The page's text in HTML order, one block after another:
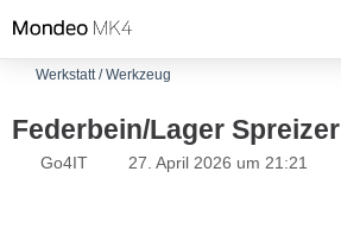
Werkstatt / Werkzeug
Federbein/Lager Spreizer
Go4IT 27. April 2026 um 21:21